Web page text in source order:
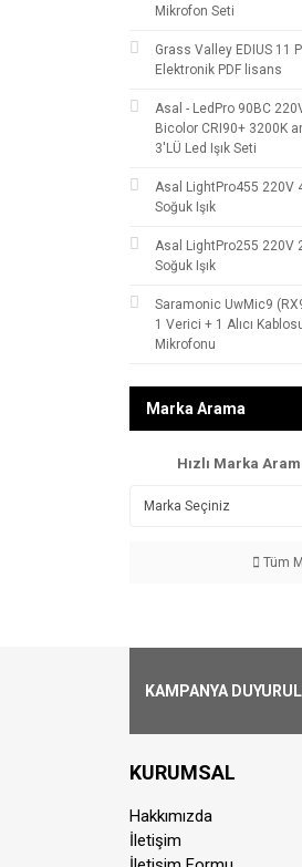
Mikrofon Seti
Grass Valley EDIUS 11
Elektronik PDF lisans
Asal - LedPro 90BC
Bicolor CRI90+ 3200K
3'LÜ Led Işık Seti
Asal LightPro455 220V
Soğuk Işık
Asal LightPro255 220V
Soğuk Işık
Saramonic UwMic9
1 Verici + 1 Alıcı
Mikrofonu
Marka Arama
Hızlı Marka
Tüm
KAMPANYA
KURUMSAL
Hakkımızda
İletişim